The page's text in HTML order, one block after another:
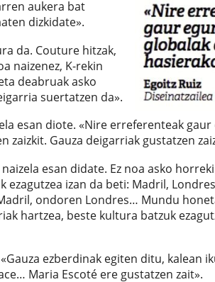
aukera bat
dizkidate».
da. Couture hitzak,
naizenez, K-rekin
deabruak asko
suertatzen da».
esan diote. «Nire erreferenteak
zaizkit. Gauza deigarriak gustatzen
esan didate. Ez noa asko
izan da beti: Madril,
ondoren Londres… Mundu
hartzea, beste kultura batzuk
ezberdinak egiten ditu, kalean
Maria Escoté ere gustatzen zait».